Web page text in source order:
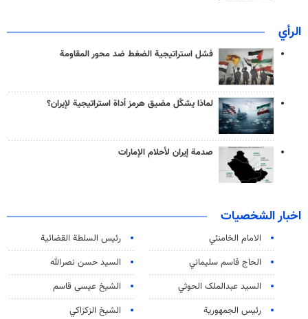
الرأي
فشل استراتيجية الضغط ضد محور المقاومة
لماذا يشكّل مضيق هرمز أداة استراتيجية لإيران؟
صدمة إيران لأحلام الإمارات
اخبار الشخصيات
الامام الخامنئي
رئیس السلطة القضائیة
الحاج قاسم سليماني
السيد حسن نصرالله
السید عبدالملک الحوثي
الشيخ عيسى قاسم
رئيس الجمهورية
الشيخ الزكزاكي